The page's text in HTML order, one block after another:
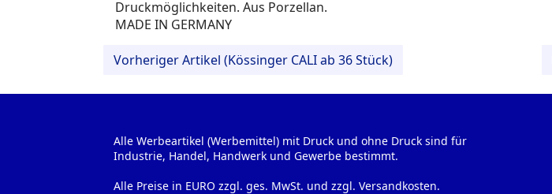
Druckmöglichkeiten. Aus Porzellan.
MADE IN GERMANY
Vorheriger Artikel (Kössinger CALI ab 36 Stück)
Alle Werbeartikel (Werbemittel) mit Druck und ohne Druck sind für
Industrie, Handel, Handwerk und Gewerbe bestimmt.
Alle Preise in EURO zzgl. ges. MwSt. und zzgl. Versandkosten.